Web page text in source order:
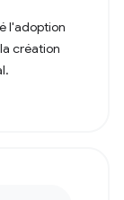
l'adoption
création